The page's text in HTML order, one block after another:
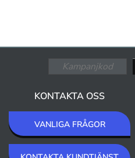
KONTAKTA OSS
VANLIGA FRÅGOR